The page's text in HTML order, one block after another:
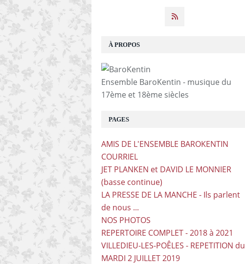
À PROPOS
Ensemble BaroKentin - musique du
17ème et 18ème siècles
PAGES
AMIS DE L'ENSEMBLE BAROKENTIN
COURRIEL
JET PLANKEN et DAVID LE MONNIER
(basse continue)
LA PRESSE DE LA MANCHE - Ils parlent
de nous ...
NOS PHOTOS
REPERTOIRE COMPLET - 2018 à 2021
VILLEDIEU-LES-POÊLES - REPETITION du
MARDI 2 JUILLET 2019